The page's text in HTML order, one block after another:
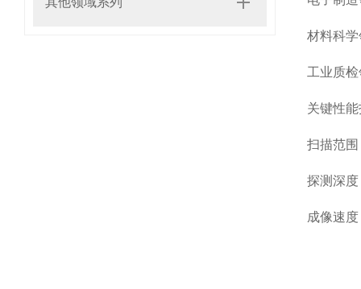
材料科
工业质
关键性
扫描范
探测深
成像速